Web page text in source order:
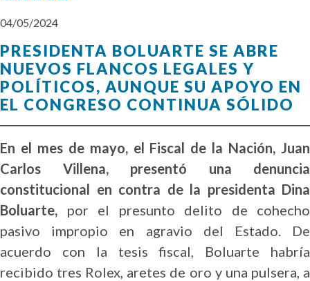
04/05/2024
PRESIDENTA BOLUARTE SE ABRE
NUEVOS FLANCOS LEGALES Y
POLÍTICOS, AUNQUE SU APOYO EN
EL CONGRESO CONTINUA SÓLIDO
En el mes de mayo, el Fiscal de la Nación, Juan
Carlos Villena, presentó una denuncia
constitucional en contra de la presidenta Dina
Boluarte, por el presunto delito de cohecho
pasivo impropio en agravio del Estado.
De
acuerdo con la tesis fiscal, Boluarte habría
recibido tres Rolex, aretes de oro y una pulsera, a